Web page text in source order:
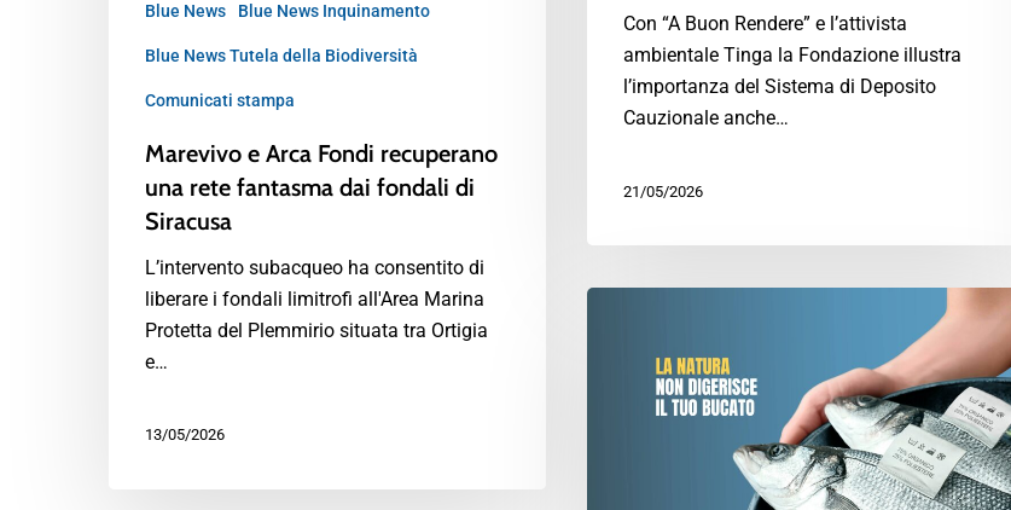
Con “A Buon Rendere” e l’attivista
ambientale Tinga la Fondazione illustra
l’importanza del Sistema di Deposito
Cauzionale anche…
21/05/2026
Blue News Blue News Inquinamento
Blue News Tutela della Biodiversità
Comunicati stampa
Marevivo e Arca Fondi recuperano
una rete fantasma dai fondali di
Siracusa
L’intervento subacqueo ha consentito di
liberare i fondali limitrofi all'Area Marina
Protetta del Plemmirio situata tra Ortigia
e…
13/05/2026